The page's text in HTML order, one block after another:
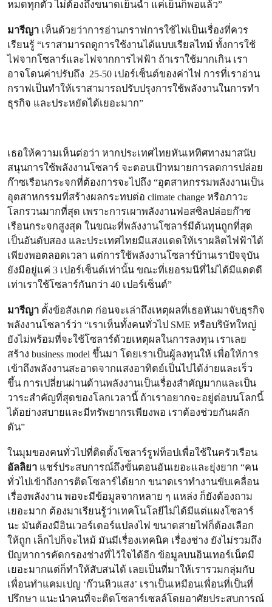
หมดทุกตัว ไม่ต้องถึงขนาดเย็นฉ่ำ แค่เย็นก็พอแล้ว”
มารีญา เห็นด้วยว่าการอ่านกราฟการใช้ไฟเป็นเรื่องที่ควร
เรียนรู้ “เราสามารถดูการใช้งานได้แบบเรียลไทม์ ทั้งการใช้
ไฟจากโซลาร์และไฟจากการไฟฟ้า ถ้าเราใช้มากเกิน เรา
อาจโดนค่าปรับถึง 25-50 เปอร์เซ็นต์ของค่าไฟ การที่เราอ่าน
กราฟเป็นทำให้เราสามารถปรับปรุงการใช้พลังงานในการทำ
ธุรกิจ และประหยัดได้เยอะมาก”
เธอให้ความเห็นต่อว่า หากประเทศไทยหันเหทิศทางมาสนับ
สนุนการใช้พลังงานโซลาร์ จะตอบเป้าหมายการลดการปล่อย
ก๊าซเรือนกระจกที่ต้องการจะไปถึง “อุตสาหกรรมพลังงานเป็น
อุตสาหกรรมที่สร้างผลกระทบต่อ climate change หรือภาวะ
โลกรวนมากที่สุด เพราะการเผาพลังงานฟอสซิลปล่อยก๊าซ
เรือนกระจกสูงสุด ในขณะที่พลังงานโซลาร์มีต้นทุนถูกที่สุด
เป็นอันดับสอง และประเทศไทยมีแสงแดดให้เราผลิตไฟฟ้าได้
เพียงพอตลอดเวลา แต่การใช้พลังงานโซลาร์บ้านเราปัจจุบัน
ยังมีอยู่แค่ 3 เปอร์เซ็นต์เท่านั้น ขณะที่เยอรมนีที่ไม่ได้มีแดดดี
เท่าเราใช้โซลาร์กันกว่า 40 เปอร์เซ็นต์”
มารีญา ตั้งข้อสังเกต ก่อนจะเล่าถึงเหตุผลที่เธอหันมาจับธุรกิจ
พลังงานโซลาร์ว่า “เราเห็นทั้งคนทั่วไป SME หรือบริษัทใหญ่
ยังไม่พร้อมที่จะใช้โซลาร์ด้วยเหตุผลในการลงทุน เราเลย
สร้าง business model ขึ้นมา โดยเราเป็นผู้ลงทุนให้ เพื่อให้การ
เข้าถึงพลังงานสะอาดจากแสงอาทิตย์เป็นไปได้ง่ายและเร็ว
ขึ้น การเปลี่ยนผ่านด้านพลังงานเป็นเรื่องสำคัญมากและเป็น
วาระสำคัญที่สุดของโลกเวลานี้ ถ้าเราอยากจะอยู่ต่อบนโลกนี้
ได้อย่างสบายและมีทรัพยากรเพียงพอ เราต้องช่วยกันผลัก
ดัน”
ในมุมของคนทั่วไปที่ติดตั้งโซลาร์รูฟท็อปเพื่อใช้ในครัวเรือน
อัลลิยา แชร์ประสบการณ์ถึงขั้นตอนอันเยอะและยุ่งยาก “คน
ทั่วไปเข้าถึงการติดโซลาร์ได้ยาก ขนาดเราทำงานขับเคลื่อน
เรื่องพลังงาน พอจะมีข้อมูลจากหลาย ๆ แหล่ง ก็ยังต้องถาม
เยอะมาก ต้องมาเรียนรู้ว่าเทคโนโลยีไม่ได้มีแต่แผงโซลาร์
นะ มันต้องมีอินเวอร์เตอร์แปลงไฟ ขนาดสายไฟก็ต้องเลือก
ให้ถูก เล็กไปก็จะไหม้ มันมีเรื่องเทคนิค เรื่องช่าง ยังไม่รวมถึง
ปัญหาการคัดกรองช่างที่ไว้ใจได้อีก ข้อมูลบนอินเทอร์เน็ตมี
เยอะมากแต่ก็ทำให้สับสนได้ เลยเป็นที่มาให้เรารวมกลุ่มกับ
เพื่อนทำแคมเปญ ‘ก๊วนหิวแสง’ เราเป็นเหมือนเพื่อนที่เป็นที่
ปรึกษา แนะนำคนที่จะติดโซลาร์เซลล์โดยอาศัยประสบการณ์